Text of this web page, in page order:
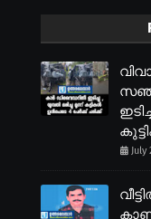
July